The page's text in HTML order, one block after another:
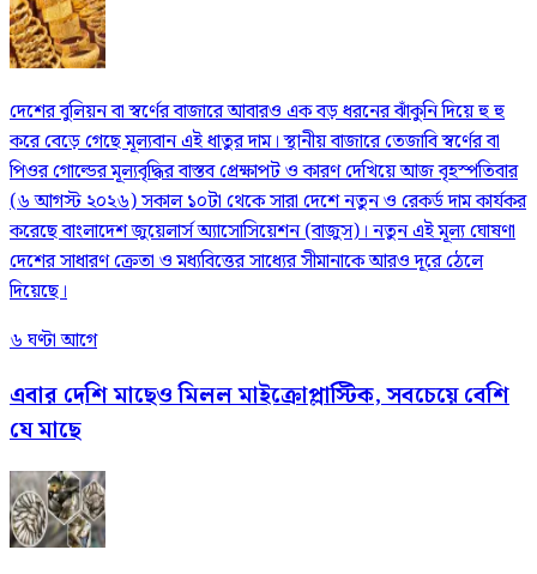
দেশের বুলিয়ন বা স্বর্ণের বাজারে আবারও এক বড় ধরনের ঝাঁকুনি দিয়ে হু হু
করে বেড়ে গেছে মূল্যবান এই ধাতুর দাম। স্থানীয় বাজারে তেজাবি স্বর্ণের বা
পিওর গোল্ডের মূল্যবৃদ্ধির বাস্তব প্রেক্ষাপট ও কারণ দেখিয়ে আজ বৃহস্পতিবার
(৬ আগস্ট ২০২৬) সকাল ১০টা থেকে সারা দেশে নতুন ও রেকর্ড দাম কার্যকর
করেছে বাংলাদেশ জুয়েলার্স অ্যাসোসিয়েশন (বাজুস)। নতুন এই মূল্য ঘোষণা
দেশের সাধারণ ক্রেতা ও মধ্যবিত্তের সাধ্যের সীমানাকে আরও দূরে ঠেলে
দিয়েছে।
৬ ঘণ্টা আগে
এবার দেশি মাছেও মিলল মাইক্রোপ্লাস্টিক, সবচেয়ে বেশি
যে মাছে